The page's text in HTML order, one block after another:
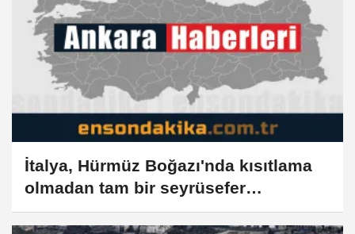
İtalya, Hürmüz Boğazı'nda kısıtlama
olmadan tam bir seyrüsefer
serbestisinin sağlanmasını istedi